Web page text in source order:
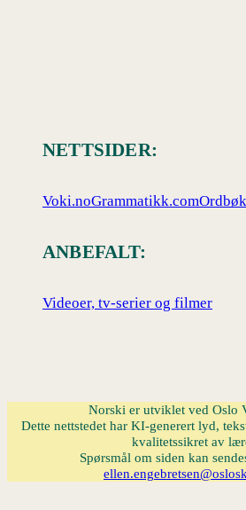
NETTSIDER:
Voki.noGrammatikk.com
ANBEFALT:
Videoer, tv-serier og filmer
Norski er utviklet ved Oslo
Dette nettstedet har KI-generert lyd,
kvalitetssikret av
Spørsmål om siden kan